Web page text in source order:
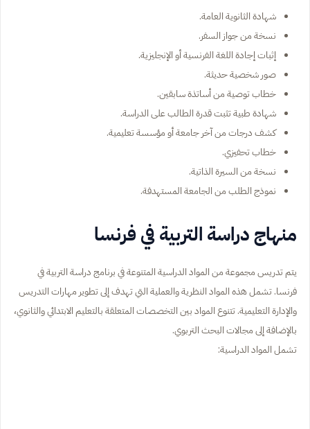
شهادة الثانوية العامة.
نسخة من جواز السفر.
إثبات إجادة اللغة الفرنسية أو الإنجليزية.
صور شخصية حديثة.
خطاب توصية من أساتذة سابقين.
شهادة طبية تثبت قدرة الطالب على الدراسة.
كشف درجات من آخر جامعة أو مؤسسة تعليمية.
خطاب تحفيزي.
نسخة من السيرة الذاتية.
نموذج الطلب من الجامعة المستهدفة.
منهاج دراسة التربية في فرنسا
يتم تدريس مجموعة من المواد الدراسية المتنوعة في برنامج دراسة التربية في
فرنسا. تشمل هذه المواد النظرية والعملية التي تهدف إلى تطوير مهارات التدريس
والإدارة التعليمية. تتنوع المواد بين التخصصات المتعلقة بالتعليم الابتدائي والثانوي،
بالإضافة إلى مجالات البحث التربوي.
تشمل المواد الدراسية: